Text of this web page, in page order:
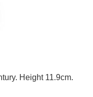
Height 11.9cm.